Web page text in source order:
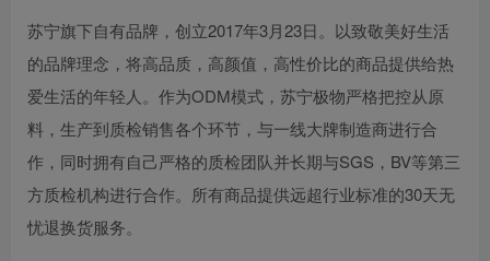
苏宁旗下自有品牌，创立2017年3月23日。以致敬美好生活
的品牌理念，将高品质，高颜值，高性价比的商品提供给热
爱生活的年轻人。作为ODM模式，苏宁极物严格把控从原
料，生产到质检销售各个环节，与一线大牌制造商进行合
作，同时拥有自己严格的质检团队并长期与SGS，BV等第三
方质检机构进行合作。所有商品提供远超行业标准的30天无
忧退换货服务。